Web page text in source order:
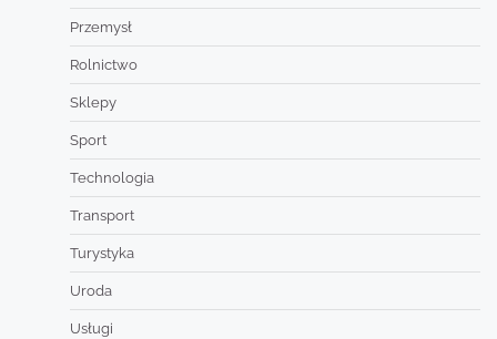
Przemysł
Rolnictwo
Sklepy
Sport
Technologia
Transport
Turystyka
Uroda
Usługi